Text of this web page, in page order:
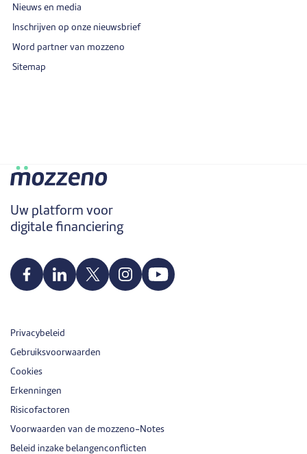
Nieuws en media
Inschrijven op onze nieuwsbrief
Word partner van mozzeno
Sitemap
Uw platform voor
digitale financiering
Privacybeleid
Gebruiksvoorwaarden
Cookies
Erkenningen
Risicofactoren
Voorwaarden van de mozzeno-Notes
Beleid inzake belangenconflicten